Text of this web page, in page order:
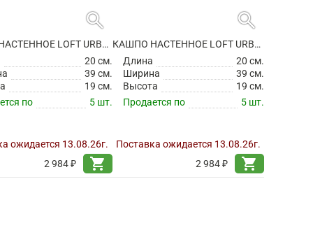
search
КАШПО НАСТЕННОЕ LOFT URBAN WALL BASKET ANTHRACITE
20 см.
39 см.
19 см.
по
5 шт.
ожидается 13.08.26г.
2 984 ₽
shopping_cart
search
КАШПО НАСТЕННОЕ LOFT URBAN WALL BASKET WHITE
Длина
20 см.
Ширина
39 см.
Высота
19 см.
Продается по
5 шт.
Поставка ожидается 13.08.26г.
2 984 ₽
shopping_cart